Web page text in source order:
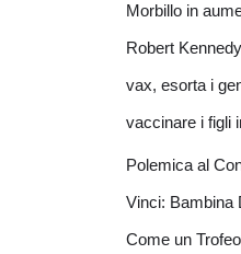
Morbillo in
Robert
vax, esorta i
vaccinare i figli
Polemica al
Vinci: Bambina
Come un